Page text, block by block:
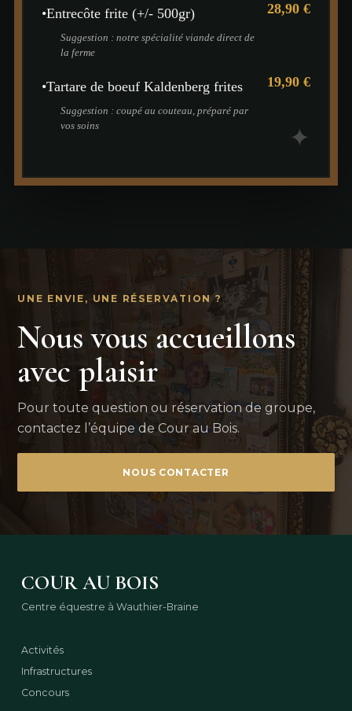
•Entrecôte frite (+/- 500gr)
Suggestion : notre spécialité viande direct de
la ferme
28,90 €
•Tartare de boeuf Kaldenberg frites
Suggestion : coupé au couteau, préparé par
vos soins
19,90 €
✦
UNE ENVIE, UNE RÉSERVATION ?
Nous vous accueillons
avec plaisir
Pour toute question ou réservation de groupe,
contactez l’équipe de Cour au Bois.
NOUS CONTACTER
COUR AU BOIS
Centre équestre à Wauthier-Braine
Activités
Infrastructures
Concours